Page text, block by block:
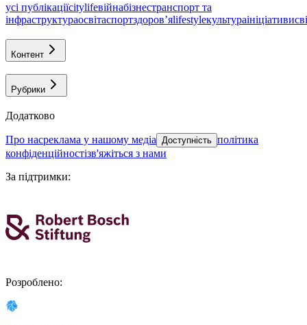
усі публікаціїcitylifeвійнабізнестранспорт та
інфраструктураосвітаспортздоровʼяlifestyleкультураініціативи
Контент
Рубрики
Додатково
про насреклама у нашому медіа Доступність політика
конфіденційностізв'яжіться з нами
За підтримки:
Розроблено: